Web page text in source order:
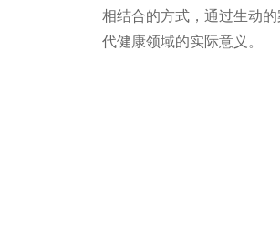
相结合的方式，通过生动
代健康领域的实际意义。